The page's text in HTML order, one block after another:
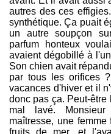
autres des ces
synthétique. Ça puait
un autre soupçon
parfum honteux
avaient dégobillé à
Son chien avait
par tous les orifices
vacances d'hiver et il
donc pas ça. Peut-
mal lavé.
maîtresse, une